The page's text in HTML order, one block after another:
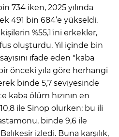
734 iken, 2025 yılında
491 bin 684’e yükseldi.
%55,1'ini erkekler,
oluşturdu. Yıl içinde bin
ifade eden "kaba
bir önceki yıla göre herhangi
binde 5,7 seviyesinde
kaba ölüm hızının en
ile Sinop olurken; bu ili
binde 9,6 ile
izledi. Buna karşılık,